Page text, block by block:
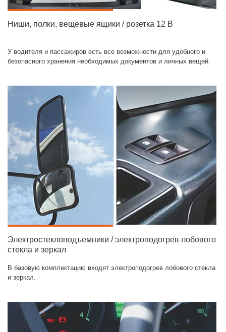
Ниши, полки, вещевые ящики / розетка 12 В
У водителя и пассажиров есть все возможности для удобного и
безопасного хранения необходимых документов и личных вещей.
Электростеклоподъемники / электроподогрев лобового
стекла и зеркал
В базовую комплектацию входят электроподогрев лобового стекла
и зеркал.